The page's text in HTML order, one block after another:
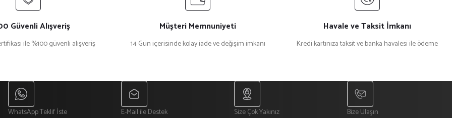
Güvenli Alışveriş
ile %100 güvenli alışveriş
Müşteri Memnuniyeti
14 Gün içerisinde kolay iade ve değişim imkanı
Havale ve Taksit İmkanı
Kredi kartınıza taksit ve banka havalesi ile ödeme
WhatsApp Teklif İste E-Mail ile Destek Size Çok Yakınız Bize Ulaşın